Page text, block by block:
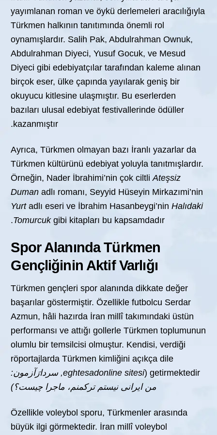
yayımlanan roman ve öykü derlemeleri aracılığıyla
Türkmen halkının tanıtımında önemli rol
oynamışlardır. Salih Pak, Abdulrahman Ownuk,
Abdulrahman Diyeci, Yusuf Gocuk, ve Mesud
Diyeci gibi edebiyatçılar tarafından kaleme alınan
birçok eser, ülke çapında yayılarak geniş bir
okuyucu kitlesine ulaşmıştır. Bu eserlerden
bazıları ulusal edebiyat festivallerinde ödüller
kazanmıştır.
Ayrıca, Türkmen olmayan bazı İranlı yazarlar da
Türkmen kültürünü edebiyat yoluyla tanıtmışlardır.
Örneğin, Nader İbrahimi’nin çok ciltliAteşsiz
Duman adlı romanı, Seyyid Hüseyin Mirkazımi’nin
Yurtadlı eseri ve İbrahim Hasanbeygi’ninHalıdaki
Tomurcukgibi kitapları bu kapsamdadır.
Spor Alanında Türkmen
Gençliğinin Aktif Varlığı
Türkmen gençleri spor alanında dikkate değer
başarılar göstermiştir. Özellikle futbolcu Serdar
Azmun, hâli hazırda İran millî takımındaki üstün
performansı ve attığı gollerle Türkmen toplumunun
olumlu bir temsilcisi olmuştur. Kendisi, verdiği
röportajlarda Türkmen kimliğini açıkça dile
getirmektedir (
eghtesadonline sitesi, سردارَآزمون:
من ایرانی نیستم ترکمنم، ماجرا چیست؟)
Özellikle voleybol sporu, Türkmenler arasında
büyük ilgi görmektedir. İran millî voleybol